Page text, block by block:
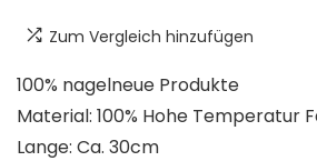
Zum Vergleich hinzufügen
100% nagelneue Produkte
Material: 100% Hohe Temperatur
Lange: Ca. 30cm